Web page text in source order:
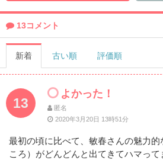
13コメント
新着 古い順 評価順
13
よかった！
匿名
2020年3月20日 13時51分
最初の頃に比べて、敏春さんの魅力的
ころ）がどんどんと出てきてハマって